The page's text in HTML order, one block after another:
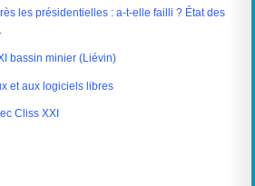
les présidentielles : a-t-elle failli ? État des
bassin minier (Liévin)
et aux logiciels libres
Cliss XXI